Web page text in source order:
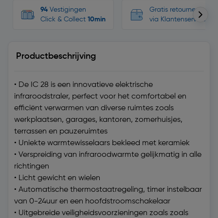
94 Vestigingen
Click & Collect 10min
Gratis retourneren,
via Klantenservice
Productbeschrijving
• De IC 28 is een innovatieve elektrische
infraroodstraler, perfect voor het comfortabel en
efficiënt verwarmen van diverse ruimtes zoals
werkplaatsen, garages, kantoren, zomerhuisjes,
terrassen en pauzeruimtes
• Uniekte warmtewisselaars bekleed met keramiek
• Verspreiding van infraroodwarmte gelijkmatig in alle
richtingen
• Licht gewicht en wielen
• Automatische thermostaatregeling, timer instelbaar
van 0-24uur en een hoofdstroomschakelaar
• Uitgebreide veiligheidsvoorzieningen zoals zoals